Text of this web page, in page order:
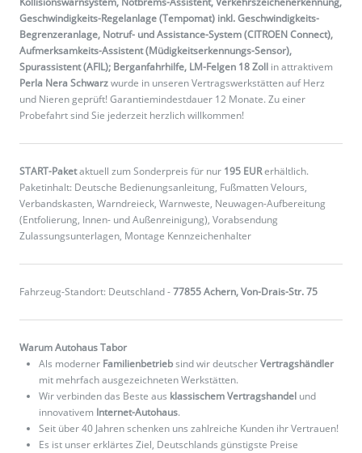
Geschwindigkeits-Regelanlage (Tempomat) inkl. Geschwindigkeits-
Begrenzeranlage, Notruf- und Assistance-System (CITROEN Connect),
Aufmerksamkeits-Assistent (Müdigkeitserkennungs-Sensor),
Spurassistent (AFIL); Berganfahrhilfe, LM-Felgen 18 Zoll in attraktivem
Perla Nera Schwarzwurde in unseren Vertragswerkstätten auf Herz
und Nieren geprüft! Garantiemindestdauer 12 Monate. Zu einer
Probefahrt sind Sie jederzeit herzlich willkommen!
START-Paketaktuell zum Sonderpreis für nur 195 EURerhältlich.
Paketinhalt: Deutsche Bedienungsanleitung, Fußmatten Velours,
Verbandskasten, Warndreieck, Warnweste, Neuwagen-Aufbereitung
(Entfolierung, Innen- und Außenreinigung), Vorabsendung
Zulassungsunterlagen, Montage Kennzeichenhalter
Fahrzeug-Standort: Deutschland -77855 Achern, Von-Drais-Str. 75
Warum Autohaus Tabor
Als moderner Familienbetriebsind wir deutscherVertragshändler
mit mehrfach ausgezeichneten Werkstätten.
Wir verbinden das Beste aus klassischem Vertragshandel und
innovativem Internet-Autohaus.
Seit über 40 Jahren schenken uns zahlreiche Kunden ihr Vertrauen!
Es ist unser erklärtes Ziel, Deutschlands günstigste Preise